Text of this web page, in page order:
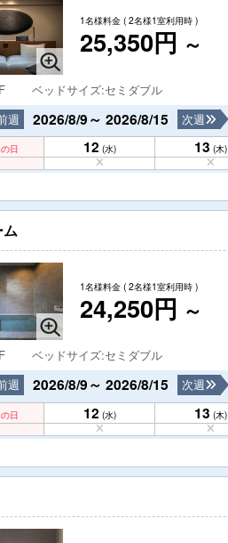
1名様料金 ( 2名様1室利用時 )
25,350円 ～
ベッドサイズ:セミダブル
2026/8/9～ 2026/8/15
週 次週
日 12 (水) 13 (木)
ム
1名様料金 ( 2名様1室利用時 )
24,250円 ～
ベッドサイズ:セミダブル
2026/8/9～ 2026/8/15
週 次週
日 12 (水) 13 (木)